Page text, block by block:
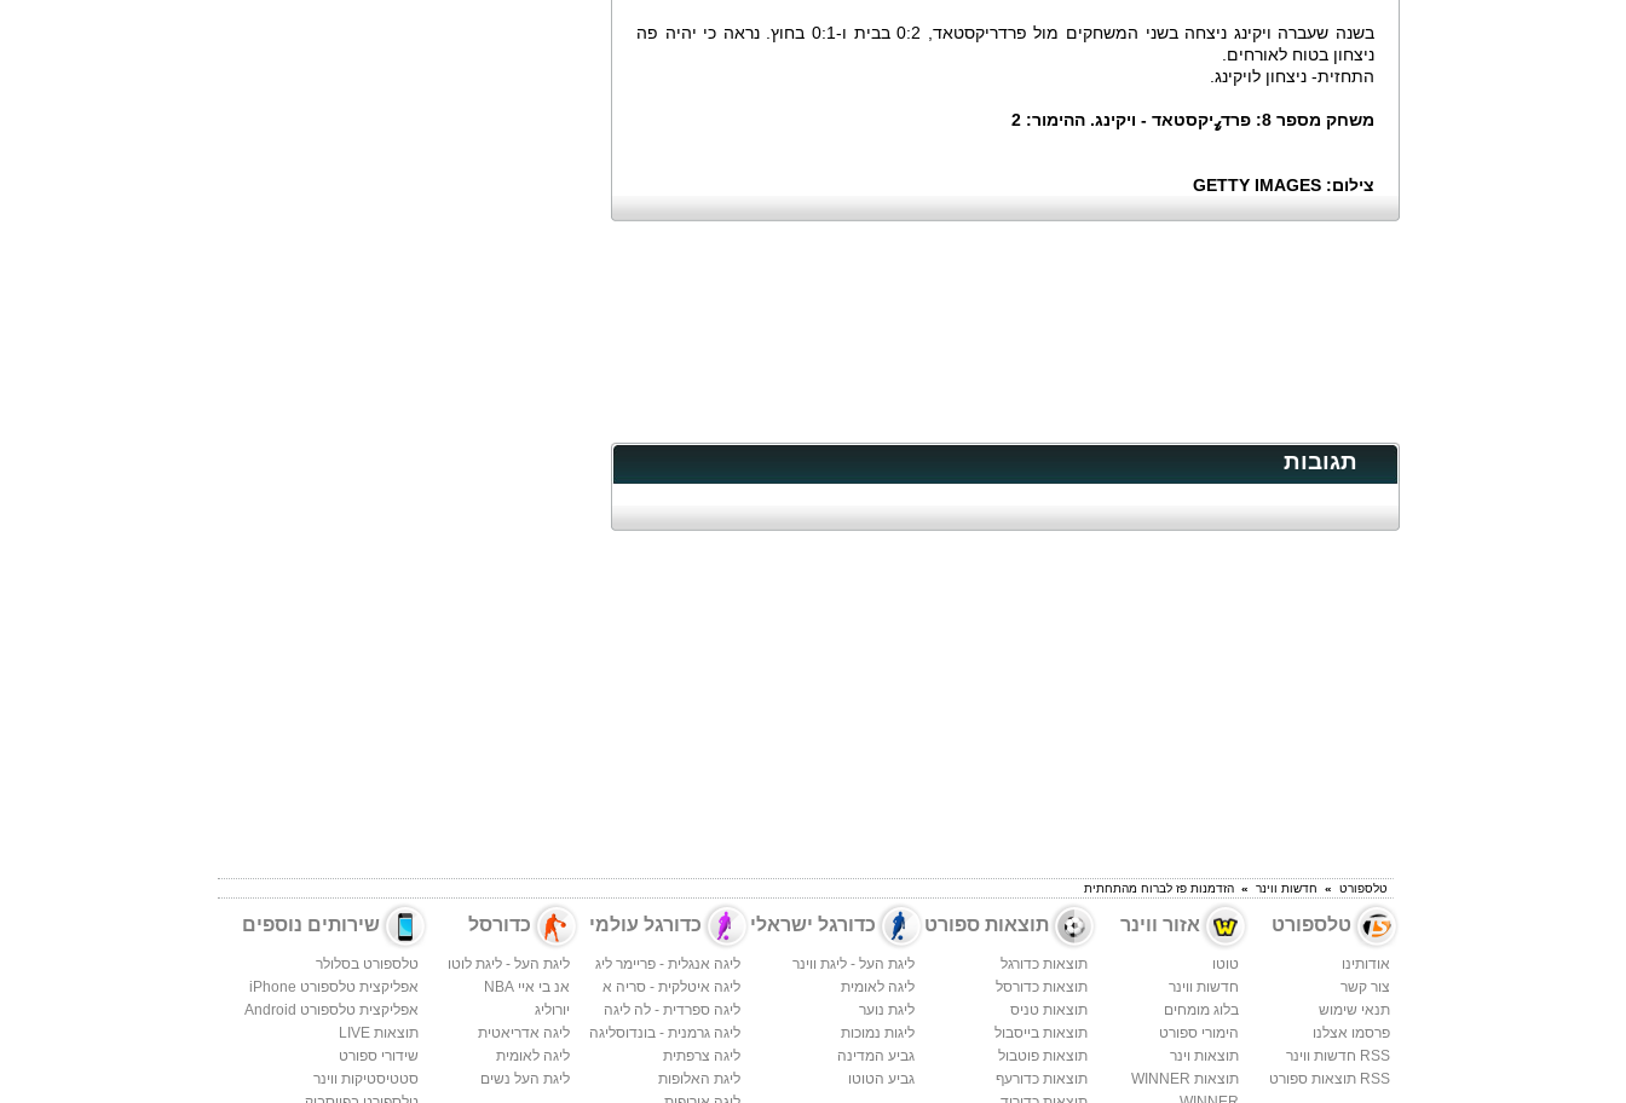
בשנה שעברה ויקינג ניצחה בשני המשחקים מול פרדריקסטאד, 0:2 בבית ו-0:1 בחוץ. נראה כי יהיה פה
ניצחון בטוח לאורחים.
התחזית- ניצחון לויקינג.
משחק מספר 8: פרדߨיקסטאד - ויקינג. ההימור: 2
צילום: GETTY IMAGES
תגובות
טלספורט » חדשות ווינר » הזדמנות פז לברוח מהתחתית
טלספורט
אודותינו
צור קשר
תנאי שימוש
פרסמו אצלנו
RSS חדשות ווינר
RSS תוצאות ספורט
אזור ווינר
טוטו
חדשות ווינר
בלוג מומחים
הימורי ספורט
תוצאות וינר
תוצאות WINNER
תוצאות ספורט
תוצאות כדורגל
תוצאות כדורסל
תוצאות טניס
תוצאות בייסבול
תוצאות פוטבול
תוצאות כדורעף
כדורגל ישראלי
ליגת העל - ליגת ווינר
ליגה לאומית
ליגת נוער
ליגות נמוכות
גביע המדינה
גביע הטוטו
כדורגל עולמי
ליגה אנגלית - פריימר ליג
ליגה איטלקית - סריה א
ליגה ספרדית - לה ליגה
ליגה גרמנית - בונדוסליגה
ליגה צרפתית
ליגת האלופות
כדורסל
ליגת העל - ליגת לוטו
אנ בי איי NBA
יורוליג
ליגה אדריאטית
ליגה לאומית
ליגת העל נשים
שירותים נוספים
טלספורט בסלולר
אפליקצית טלספורט iPhone
אפליקצית טלספורט Android
תוצאות LIVE
שידורי ספורט
סטטיסטיקות ווינר